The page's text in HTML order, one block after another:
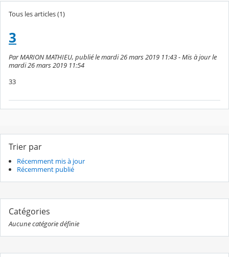
Tous les articles (1)
3
Par MARION MATHIEU, publié le mardi 26 mars 2019 11:43 - Mis à jour le
mardi 26 mars 2019 11:54
33
Trier par
Récemment mis à jour
Récemment publié
Catégories
Aucune catégorie définie